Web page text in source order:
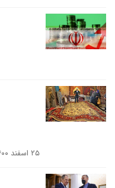
۲۵ اسفند ۱۴۰۰